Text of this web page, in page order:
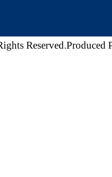
Reserved.Produced